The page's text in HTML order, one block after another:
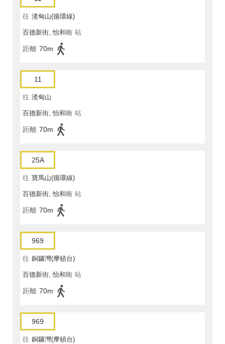
往 渣甸山(循環線)
百德新街, 怡和街 站
距離 70m
11
往 渣甸山
百德新街, 怡和街 站
距離 70m
25A
往 寶馬山(循環線)
百德新街, 怡和街 站
距離 70m
969
往 銅鑼灣(摩頓台)
百德新街, 怡和街 站
距離 70m
969
往 銅鑼灣(摩頓台)